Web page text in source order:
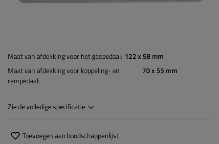
Maat van afdekking voor het gaspedaal 122 x 58 mm
Maat van afdekking voor koppeling- en
rempedaal
70 x 55 mm
Zie de volledige specificatie
Toevoegen aan boodschappenlijst